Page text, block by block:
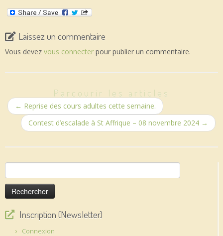
Laissez un commentaire
Vous devez vous connecter pour publier un commentaire.
Parcourir les articles
← Reprise des cours adultes cette semaine.
Contest d’escalade à St Affrique – 08 novembre 2024 →
Rechercher :
Inscription (Newsletter)
Connexion